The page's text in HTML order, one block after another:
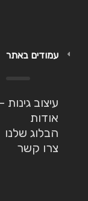
עמודים באתר
עיצוב
אודות
הבלוג שלנו
צרו קשר